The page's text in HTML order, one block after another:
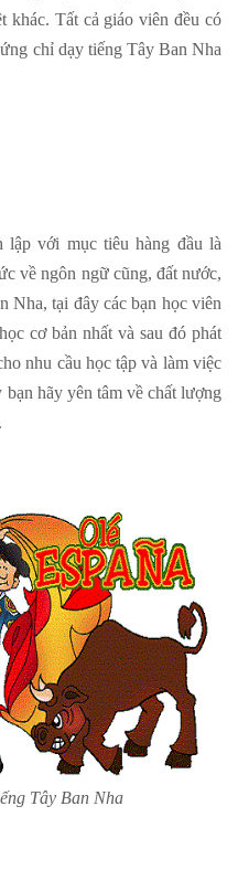
khác. Tất cả giáo viên đều có
chỉ dạy tiếng Tây Ban Nha
lập với mục tiêu hàng đầu là
về ngôn ngữ cũng, đất nước,
Nha, tại đây các bạn học viên
cơ bản nhất và sau đó phát
nhu cầu học tập và làm việc
hãy yên tâm về chất lượng
Tây Ban Nha